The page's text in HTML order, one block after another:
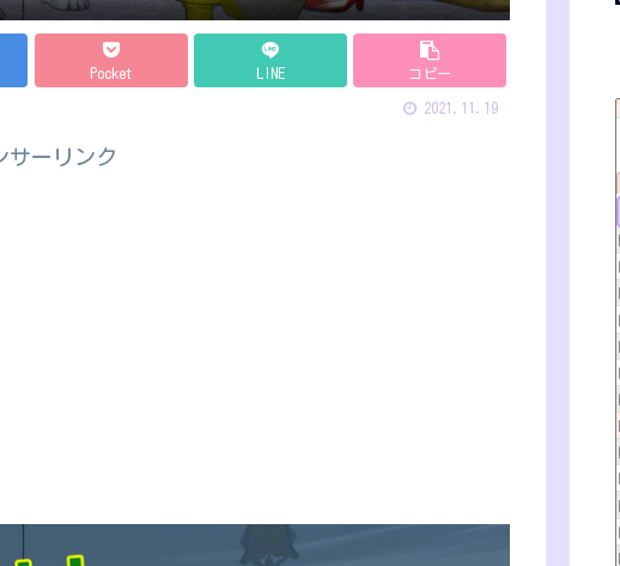
Pocket LINE コピー
2021.11.19
サーリンク